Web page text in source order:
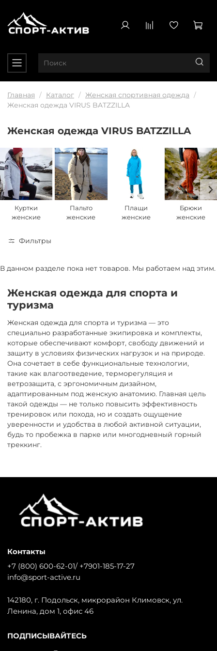
Главная Каталог
Женская спортивная одежда
Женская одежда VIRUS BATZZILLA
Женская одежда VIRUS BATZZILLA
Куртки
женские
Пальто
женские
Плащи
женские
Брюки
женские
Фильтры
В данном разделе пока нет товаров. Мы работаем над этим.
Женская одежда для спорта и
туризма
Женская одежда для спорта и туризма — это
специально разработанные экипировка и комплекты,
которые обеспечивают комфорт, свободу движений и
защиту в условиях физических нагрузок и на природе.
Она сочетает в себе функциональные технологии,
такие как влагоотведение, терморегуляция и
ветрозащита, с эргономичным дизайном,
адаптированным под женскую анатомию. Главная цель
такой одежды — не только повысить эффективность
тренировок или похода, но и создать ощущение
уверенности и удобства в любой активной ситуации,
будь то пробежка в парке или многодневный горный
треккинг.
Контакты
+7 (800) 600-62-01/ +7901-185-17-27
info@sport-active.ru
142180, г. Подольск, микрорайон Климовск, ул.
Ленина, дом 1, офис 46
ПОДПИСЫВАЙТЕСЬ